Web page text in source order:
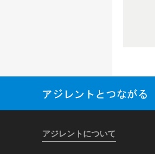
アジレントについて